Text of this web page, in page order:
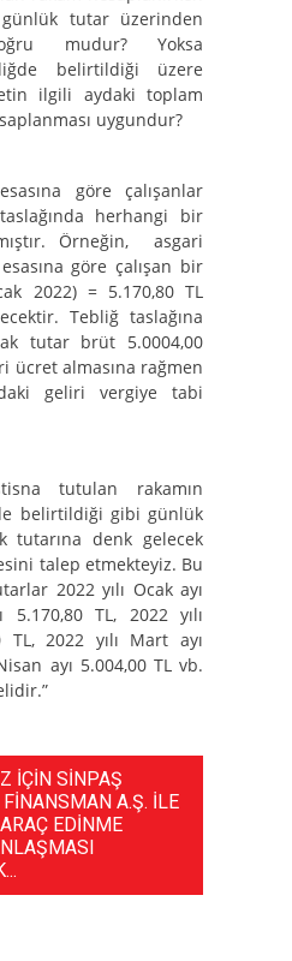
tutar üzerinden
mudur? Yoksa
belirtildiği üzere
ilgili aydaki toplam
uygundur?
göre çalışanlar
herhangi bir
Örneğin, asgari
göre çalışan bir
2022) = 5.170,80 TL
Tebliğ taslağına
tutar brüt 5.0004,00
ücret almasına rağmen
geliri vergiye tabi
tutulan rakamın
belirtildiği gibi günlük
tutarına denk gelecek
talep etmekteyiz. Bu
2022 yılı Ocak ayı
TL, 2022 yılı
TL, 2022 yılı Mart ayı
ayı 5.004,00 TL vb.
İÇİN SİNPAŞ
FİNANSMAN A.Ş. İLE
EDİNME